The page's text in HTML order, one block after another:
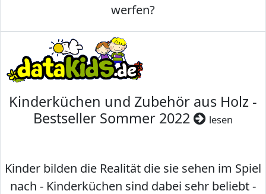
werfen?
Kinderküchen und Zubehör aus Holz -
Bestseller Sommer 2022
lesen
Kinder bilden die Realität die sie sehen im Spiel
nach - Kinderküchen sind dabei sehr beliebt -